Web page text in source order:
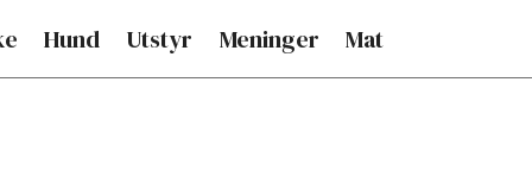
Hund Utstyr Meninger Mat